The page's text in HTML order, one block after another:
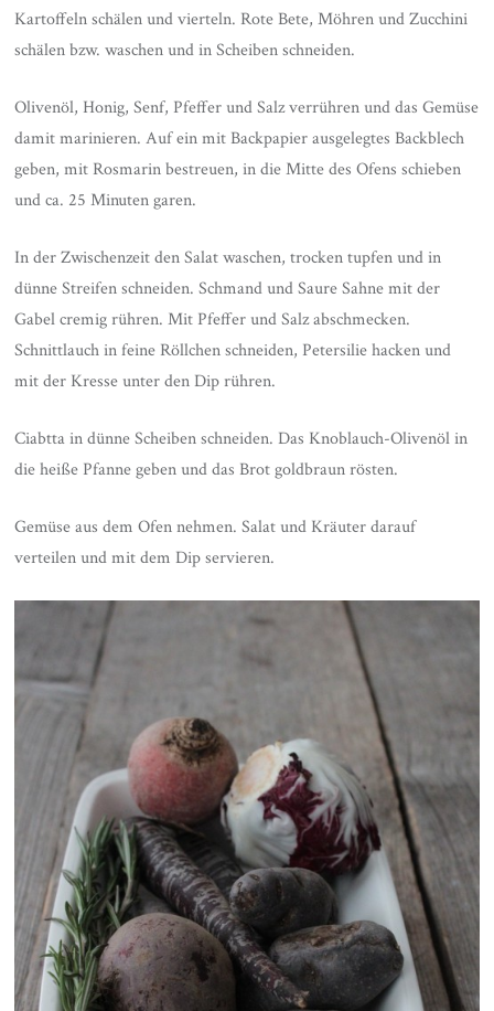
Kartoffeln schälen und vierteln. Rote Bete, Möhren und Zucchini
schälen bzw. waschen und in Scheiben schneiden.
Olivenöl, Honig, Senf, Pfeffer und Salz verrühren und das Gemüse
damit marinieren. Auf ein mit Backpapier ausgelegtes Backblech
geben, mit Rosmarin bestreuen, in die Mitte des Ofens schieben
und ca. 25 Minuten garen.
In der Zwischenzeit den Salat waschen, trocken tupfen und in
dünne Streifen schneiden. Schmand und Saure Sahne mit der
Gabel cremig rühren. Mit Pfeffer und Salz abschmecken.
Schnittlauch in feine Röllchen schneiden, Petersilie hacken und
mit der Kresse unter den Dip rühren.
Ciabtta in dünne Scheiben schneiden. Das Knoblauch-Olivenöl in
die heiße Pfanne geben und das Brot goldbraun rösten.
Gemüse aus dem Ofen nehmen. Salat und Kräuter darauf
verteilen und mit dem Dip servieren.